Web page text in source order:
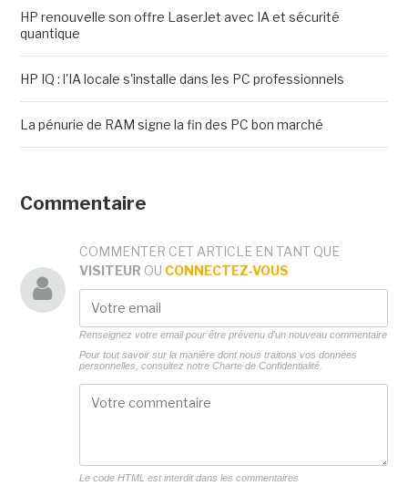
HP renouvelle son offre LaserJet avec IA et sécurité
quantique
HP IQ : l'IA locale s'installe dans les PC professionnels
La pénurie de RAM signe la fin des PC bon marché
Commentaire
COMMENTER CET ARTICLE EN TANT QUE
VISITEUR OU CONNECTEZ-VOUS
Renseignez votre email pour être prévenu d'un nouveau commentaire
Pour tout savoir sur la manière dont nous traitons vos données
personnelles, consultez notre Charte de Confidentialité.
Le code HTML est interdit dans les commentaires